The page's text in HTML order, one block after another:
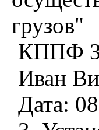
грузов"
КППФ
Иван
Дата: